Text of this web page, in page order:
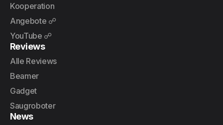
Kooperation
Angebote ☍
YouTube ☍
Reviews
Alle Reviews
Beamer
Gadget
Saugroboter
News